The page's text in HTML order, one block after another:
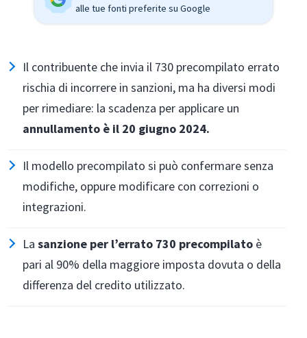
alle tue fonti preferite su Google
Il contribuente che invia il 730 precompilato errato
rischia di incorrere in sanzioni, ma ha diversi modi
per rimediare: la scadenza per applicare un
annullamento è il 20 giugno 2024.
Il modello precompilato si può confermare senza
modifiche, oppure modificare con correzioni o
integrazioni.
La sanzione per l’errato 730 precompilato è
pari al 90% della maggiore imposta dovuta o della
differenza del credito utilizzato.